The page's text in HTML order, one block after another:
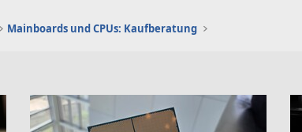
Mainboards und CPUs: Kaufberatung